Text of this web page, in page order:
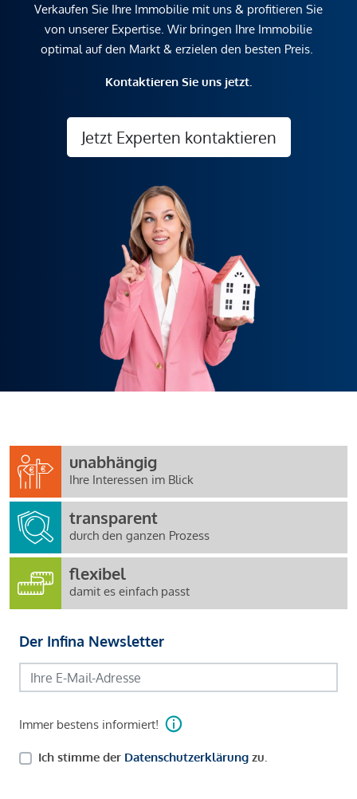
Verkaufen Sie Ihre Immobilie mit uns & profitieren Sie
von unserer Expertise. Wir bringen Ihre Immobilie
optimal auf den Markt & erzielen den besten Preis.
Kontaktieren Sie uns jetzt.
Jetzt Experten kontaktieren
unabhängig
Ihre Interessen im Blick
transparent
durch den ganzen Prozess
flexibel
damit es einfach passt
Der Infina Newsletter
Immer bestens informiert!
Ich stimme der Datenschutzerklärung zu.